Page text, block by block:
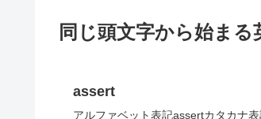
同じ頭文字から始まる
assert
アルファベット表記assertカタカナ